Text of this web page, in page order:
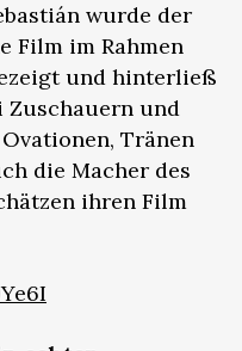
wurde der
Film im Rahmen
und hinterließ
Zuschauern und
Tränen
die Macher des
ihren Film